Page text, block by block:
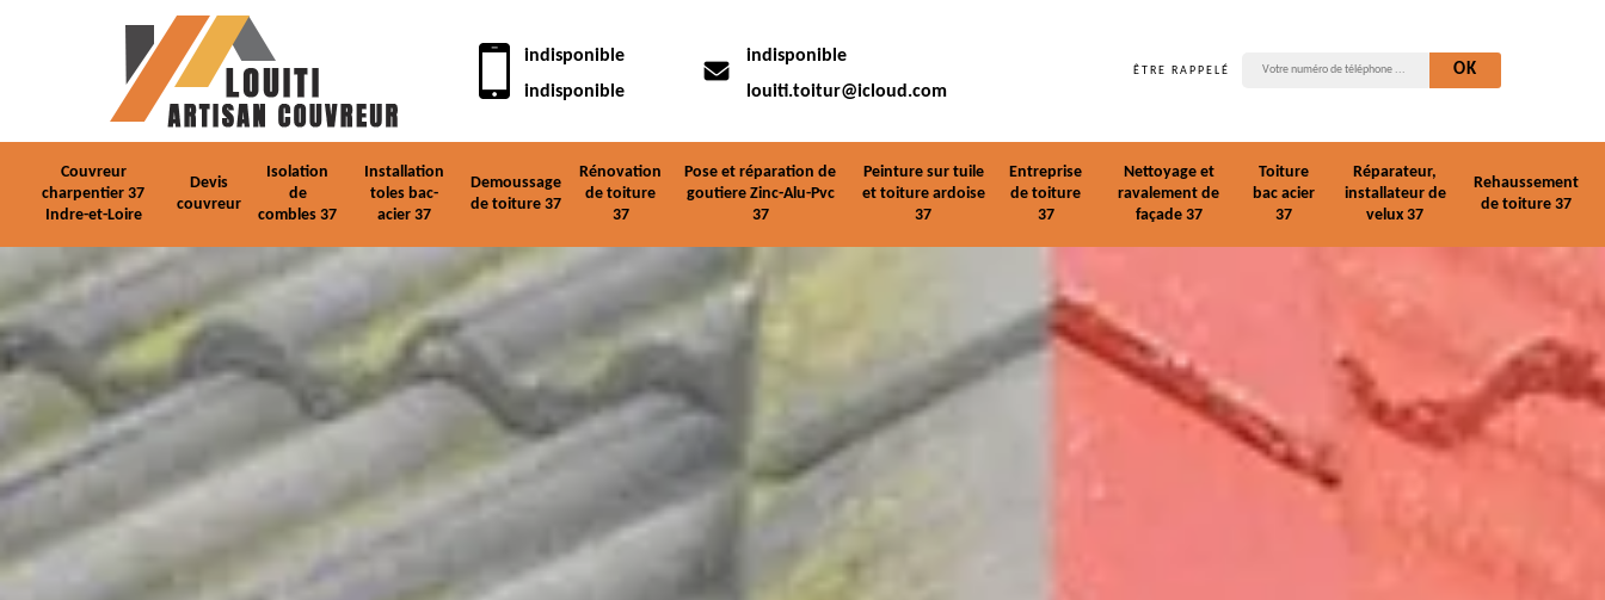
indisponible
indisponible
indisponible
louiti.toitur@icloud.com
ÊTRE RAPPELÉ
Couvreur
charpentier 37
Indre-et-Loire
Devis
couvreur
Isolation
de
combles 37
Installation
toles bac-
acier 37
Demoussage
de toiture 37
Rénovation
de toiture
37
Pose et réparation de
goutiere Zinc-Alu-Pvc
37
Peinture sur tuile
et toiture ardoise
37
Entreprise
de toiture
37
Nettoyage et
ravalement de
façade 37
Toiture
bac acier
37
Réparateur,
installateur de
velux 37
Rehaussement
de toiture 37